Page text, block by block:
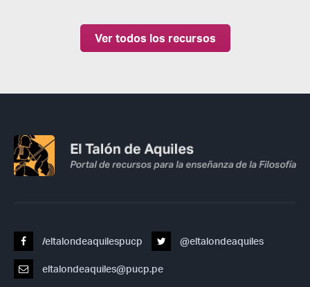
Ver todos los recursos
/eltalondeaquilespucp @eltalondeaquiles
eltalondeaquiles@pucp.pe